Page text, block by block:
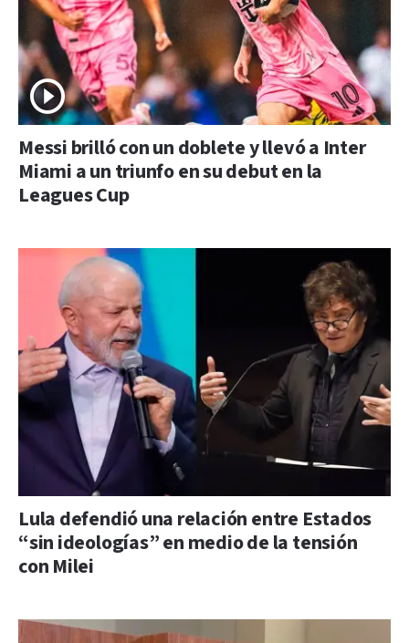
Messi brilló con un doblete y llevó a Inter
Miami a un triunfo en su debut en la
Leagues Cup
Lula defendió una relación entre Estados
“sin ideologías” en medio de la tensión
con Milei